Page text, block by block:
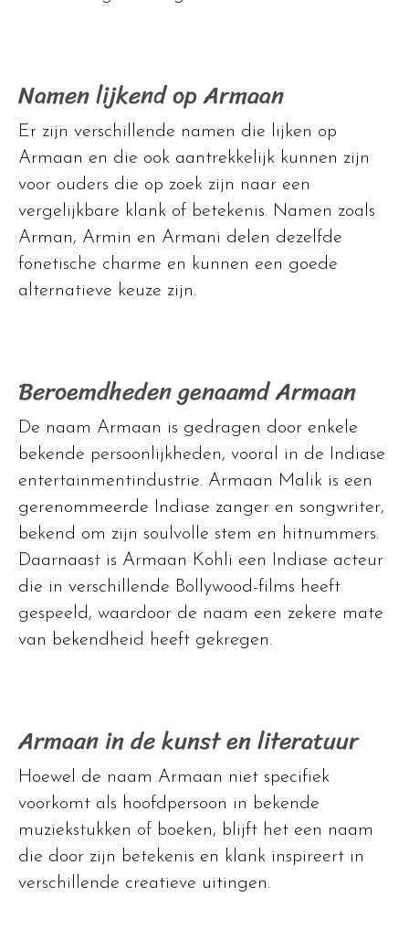
Namen lijkend op Armaan
Er zijn verschillende namen die lijken op
Armaan en die ook aantrekkelijk kunnen zijn
voor ouders die op zoek zijn naar een
vergelijkbare klank of betekenis. Namen zoals
Arman, Armin en Armani delen dezelfde
fonetische charme en kunnen een goede
alternatieve keuze zijn.
Beroemdheden genaamd Armaan
De naam Armaan is gedragen door enkele
bekende persoonlijkheden, vooral in de Indiase
entertainmentindustrie. Armaan Malik is een
gerenommeerde Indiase zanger en songwriter,
bekend om zijn soulvolle stem en hitnummers.
Daarnaast is Armaan Kohli een Indiase acteur
die in verschillende Bollywood-films heeft
gespeeld, waardoor de naam een zekere mate
van bekendheid heeft gekregen.
Armaan in de kunst en literatuur
Hoewel de naam Armaan niet specifiek
voorkomt als hoofdpersoon in bekende
muziekstukken of boeken, blijft het een naam
die door zijn betekenis en klank inspireert in
verschillende creatieve uitingen.